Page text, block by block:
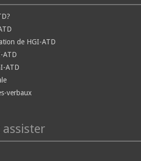
de HGI-ATD
ATD
ATD
verbaux
assister